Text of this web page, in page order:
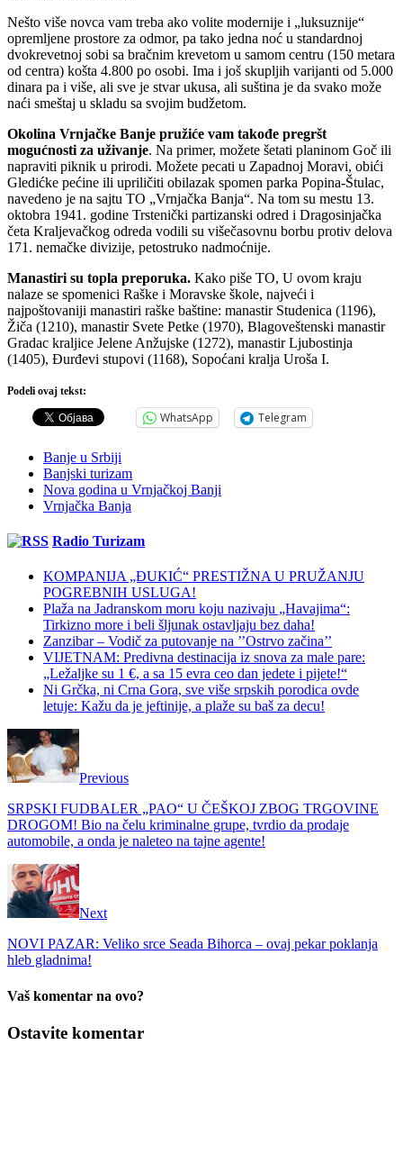
Nešto više novca vam treba ako volite modernije i „luksuznije“
opremljene prostore za odmor, pa tako jedna noć u standardnoj
dvokrevetnoj sobi sa bračnim krevetom u samom centru (150 metara
od centra) košta 4.800 po osobi. Ima i još skupljih varijanti od 5.000
dinara pa i više, ali sve je stvar ukusa, ali suština je da svako može
naći smeštaj u skladu sa svojim budžetom.
Okolina Vrnjačke Banje pružiće vam takođe pregršt
mogućnosti za uživanje. Na primer, možete šetati planinom Goč ili
napraviti piknik u prirodi. Možete pecati u Zapadnoj Moravi, obići
Gledićke pećine ili upriličiti obilazak spomen parka Popina-Štulac,
navedeno je na sajtu TO „Vrnjačka Banja“. Na tom su mestu 13.
oktobra 1941. godine Trstenički partizanski odred i Dragosinjačka
četa Kraljevačkog odreda vodili su višečasovnu borbu protiv delova
171. nemačke divizije, petostruko nadmoćnije.
Manastiri su topla preporuka. Kako piše TO, U ovom kraju
nalaze se spomenici Raške i Moravske škole, najveći i
najpoštovaniji manastiri raške baštine: manastir Studenica (1196),
Žiča (1210), manastir Svete Petke (1970), Blagoveštenski manastir
Gradac kraljice Jelene Anžujske (1272), manastir Ljubostinja
(1405), Ðurđevi stupovi (1168), Sopoćani kralja Uroša I.
Podeli ovaj tekst:
WhatsApp Telegram
Banje u Srbiji
Banjski turizam
Nova godina u Vrnjačkoj Banji
Vrnjačka Banja
Radio Turizam
KOMPANIJA „ĐUKIĆ“ PRESTIŽNA U PRUŽANJU
POGREBNIH USLUGA!
Plaža na Jadranskom moru koju nazivaju „Havajima“:
Tirkizno more i beli šljunak ostavljaju bez daha!
Zanzibar – Vodič za putovanje na ’’Ostrvo začina’’
VIJETNAM: Predivna destinacija iz snova za male pare:
„Ležaljke su 1 €, a sa 15 evra ceo dan jedete i pijete!“
Ni Grčka, ni Crna Gora, sve više srpskih porodica ovde
letuje: Kažu da je jeftinije, a plaže su baš za decu!
Previous
SRPSKI FUDBALER „PAO“ U ČEŠKOJ ZBOG TRGOVINE
DROGOM! Bio na čelu kriminalne grupe, tvrdio da prodaje
automobile, a onda je naleteo na tajne agente!
Next
NOVI PAZAR: Veliko srce Seada Bihorca – ovaj pekar poklanja
hleb gladnima!
Vaš komentar na ovo?
Ostavite komentar